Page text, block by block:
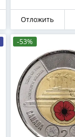
Отложить
-53%